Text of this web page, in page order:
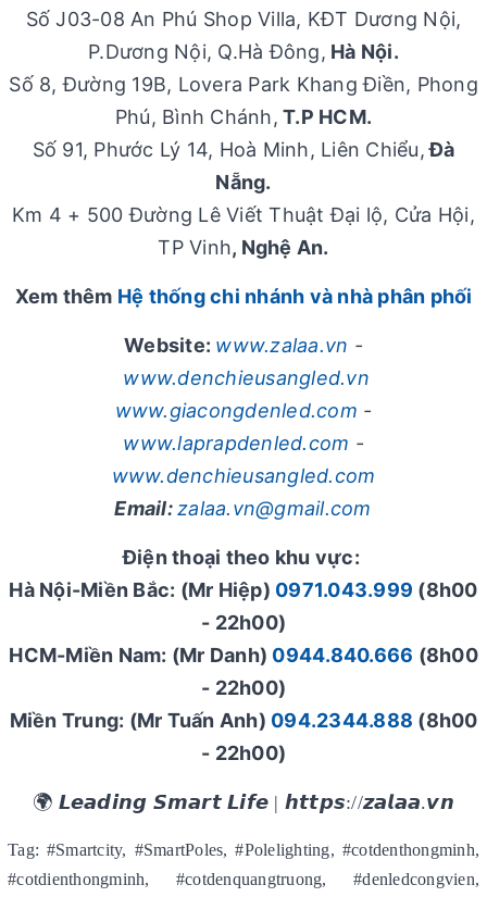
Số J03-08 An Phú Shop Villa, KĐT Dương Nội,
P.Dương Nội, Q.Hà Đông, Hà Nội.
Số 8, Đường 19B, Lovera Park Khang Điền, Phong
Phú, Bình Chánh, T.P HCM.
Số 91, Phước Lý 14, Hoà Minh, Liên Chiểu,Đà
Nẵng.
Km 4 + 500 Đường Lê Viết Thuật Đại lộ, Cửa Hội,
TP Vinh, Nghệ An.
Xem thêm Hệ thống chi nhánh và nhà phân phối
Website: www.zalaa.vn -
www.denchieusangled.vn
www.giacongdenled.com -
www.laprapdenled.com -
www.denchieusangled.com
Email:zalaa.vn@gmail.com
Điện thoại theo khu vực:
Hà Nội-Miền Bắc: (Mr Hiệp) 0971.043.999 (8h00
- 22h00)
HCM-Miền Nam: (Mr Danh) 0944.840.666 (8h00
- 22h00)
Miền Trung: (Mr Tuấn Anh) 094.2344.888 (8h00
- 22h00)
🌍 𝙇𝙚𝙖𝙙𝙞𝙣𝙜 𝙎𝙢𝙖𝙧𝙩 𝙇𝙞𝙛𝙚 | 𝙝𝙩𝙩𝙥𝙨://𝙯𝙖𝙡𝙖𝙖.𝙫𝙣
Tag: #Smartcity, #SmartPoles, #Polelighting, #cotdenthongminh,
#cotdienthongminh, #cotdenquangtruong, #denledcongvien,